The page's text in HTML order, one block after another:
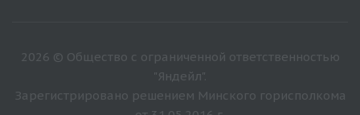
2026 © Общество с ограниченной ответственностью
"Яндейл".
Зарегистрировано решением Минского горисполкома